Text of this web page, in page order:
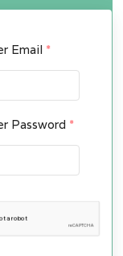
Email *
Password *